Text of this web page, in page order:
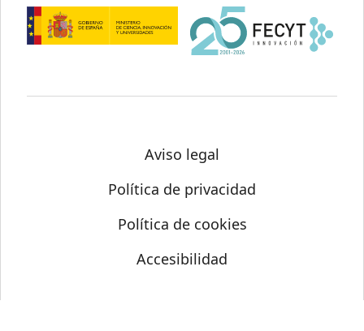
Aviso legal
Política de privacidad
Política de cookies
Accesibilidad